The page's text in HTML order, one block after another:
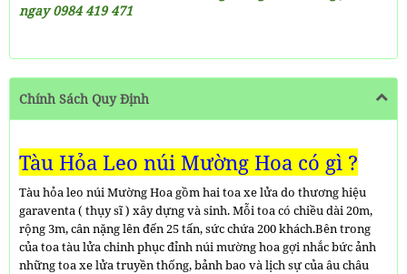
ngay 0984 419 471
Chính Sách Quy Định
Tàu Hỏa Leo núi Mường Hoa có gì ?
Tàu hỏa leo núi Mường Hoa gồm hai toa xe lửa do thương hiệu
garaventa ( thụy sĩ ) xây dựng và sinh. Mỗi toa có chiều dài 20m,
rộng 3m, cân nặng lên đến 25 tấn, sức chứa 200 khách.Bên trong
của toa tàu lửa chinh phục đỉnh núi mường hoa gợi nhắc bức ảnh
những toa xe lửa truyền thống, bảnh bao và lịch sự của âu châu